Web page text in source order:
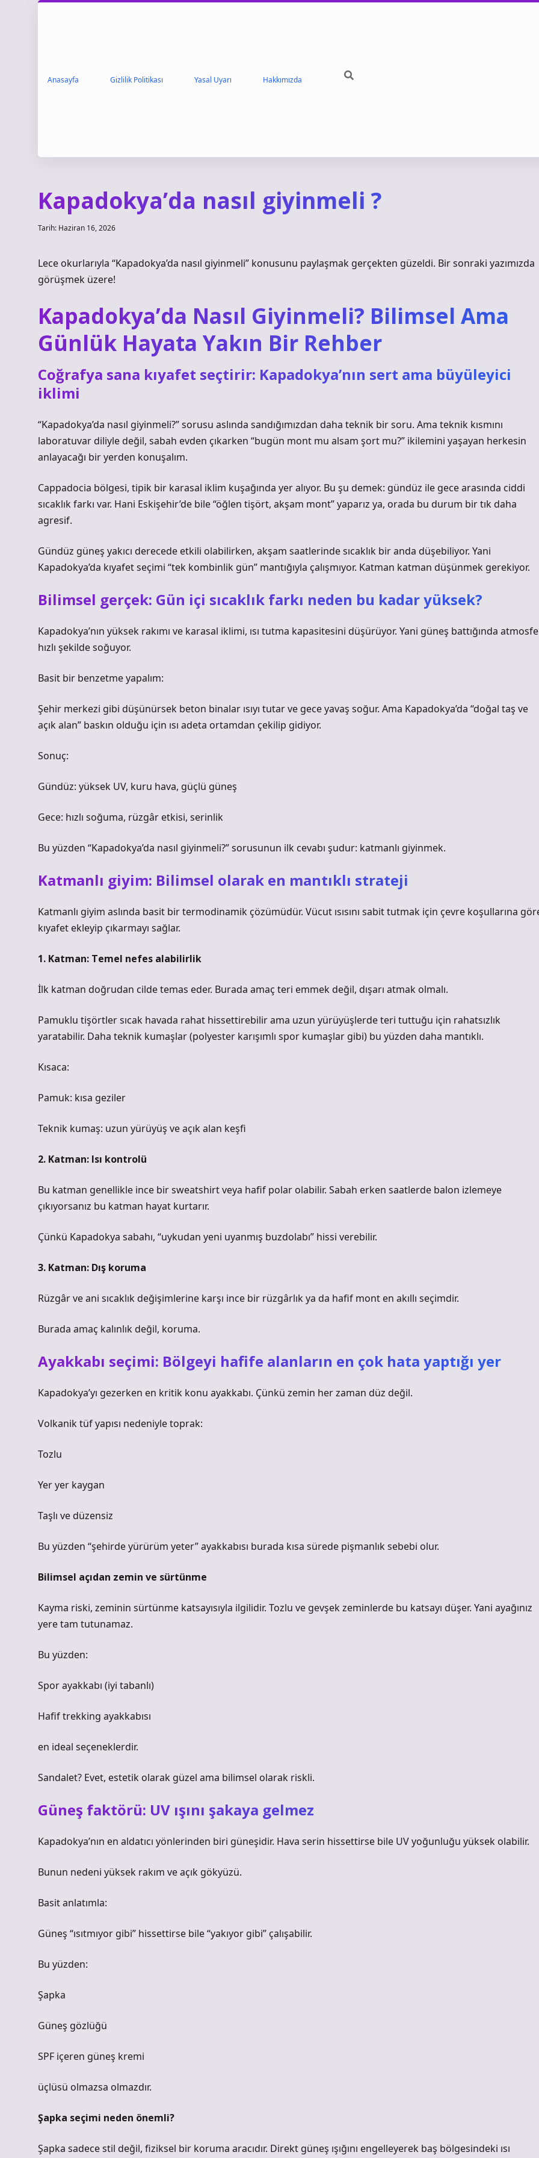
Anasayfa Gizlilik Politikası Yasal Uyarı Hakkımızda
Kapadokya’da nasıl giyinmeli ?
Tarih: Haziran 16, 2026
Lece okurlarıyla “Kapadokya’da nasıl giyinmeli” konusunu paylaşmak gerçekten güzeldi. Bir sonraki yazımızda
görüşmek üzere!
Kapadokya’da Nasıl Giyinmeli? Bilimsel Ama
Günlük Hayata Yakın Bir Rehber
Coğrafya sana kıyafet seçtirir: Kapadokya’nın sert ama büyüleyici
iklimi
“Kapadokya’da nasıl giyinmeli?” sorusu aslında sandığımızdan daha teknik bir soru. Ama teknik kısmını
laboratuvar diliyle değil, sabah evden çıkarken “bugün mont mu alsam şort mu?” ikilemini yaşayan herkesin
anlayacağı bir yerden konuşalım.
Cappadocia bölgesi, tipik bir karasal iklim kuşağında yer alıyor. Bu şu demek: gündüz ile gece arasında ciddi
sıcaklık farkı var. Hani Eskişehir’de bile “öğlen tişört, akşam mont” yaparız ya, orada bu durum bir tık daha
agresif.
Gündüz güneş yakıcı derecede etkili olabilirken, akşam saatlerinde sıcaklık bir anda düşebiliyor. Yani
Kapadokya’da kıyafet seçimi “tek kombinlik gün” mantığıyla çalışmıyor. Katman katman düşünmek gerekiyor.
Bilimsel gerçek: Gün içi sıcaklık farkı neden bu kadar yüksek?
Kapadokya’nın yüksek rakımı ve karasal iklimi, ısı tutma kapasitesini düşürüyor. Yani güneş battığında
hızlı şekilde soğuyor.
Basit bir benzetme yapalım:
Şehir merkezi gibi düşünürsek beton binalar ısıyı tutar ve gece yavaş soğur. Ama Kapadokya’da “doğal taş ve
açık alan” baskın olduğu için ısı adeta ortamdan çekilip gidiyor.
Sonuç:
Gündüz: yüksek UV, kuru hava, güçlü güneş
Gece: hızlı soğuma, rüzgâr etkisi, serinlik
Bu yüzden “Kapadokya’da nasıl giyinmeli?” sorusunun ilk cevabı şudur: katmanlı giyinmek.
Katmanlı giyim: Bilimsel olarak en mantıklı strateji
Katmanlı giyim aslında basit bir termodinamik çözümüdür. Vücut ısısını sabit tutmak için çevre koşullarına
kıyafet ekleyip çıkarmayı sağlar.
1. Katman: Temel nefes alabilirlik
İlk katman doğrudan cilde temas eder. Burada amaç teri emmek değil, dışarı atmak olmalı.
Pamuklu tişörtler sıcak havada rahat hissettirebilir ama uzun yürüyüşlerde teri tuttuğu için rahatsızlık
yaratabilir. Daha teknik kumaşlar (polyester karışımlı spor kumaşlar gibi) bu yüzden daha mantıklı.
Kısaca:
Pamuk: kısa geziler
Teknik kumaş: uzun yürüyüş ve açık alan keşfi
2. Katman: Isı kontrolü
Bu katman genellikle ince bir sweatshirt veya hafif polar olabilir. Sabah erken saatlerde balon izlemeye
çıkıyorsanız bu katman hayat kurtarır.
Çünkü Kapadokya sabahı, “uykudan yeni uyanmış buzdolabı” hissi verebilir.
3. Katman: Dış koruma
Rüzgâr ve ani sıcaklık değişimlerine karşı ince bir rüzgârlık ya da hafif mont en akıllı seçimdir.
Burada amaç kalınlık değil, koruma.
Ayakkabı seçimi: Bölgeyi hafife alanların en çok hata yaptığı yer
Kapadokya’yı gezerken en kritik konu ayakkabı. Çünkü zemin her zaman düz değil.
Volkanik tüf yapısı nedeniyle toprak:
Tozlu
Yer yer kaygan
Taşlı ve düzensiz
Bu yüzden “şehirde yürürüm yeter” ayakkabısı burada kısa sürede pişmanlık sebebi olur.
Bilimsel açıdan zemin ve sürtünme
Kayma riski, zeminin sürtünme katsayısıyla ilgilidir. Tozlu ve gevşek zeminlerde bu katsayı düşer. Yani ayağınız
yere tam tutunamaz.
Bu yüzden:
Spor ayakkabı (iyi tabanlı)
Hafif trekking ayakkabısı
en ideal seçeneklerdir.
Sandalet? Evet, estetik olarak güzel ama bilimsel olarak riskli.
Güneş faktörü: UV ışını şakaya gelmez
Kapadokya’nın en aldatıcı yönlerinden biri güneşidir. Hava serin hissettirse bile UV yoğunluğu yüksek olabilir.
Bunun nedeni yüksek rakım ve açık gökyüzü.
Basit anlatımla:
Güneş “ısıtmıyor gibi” hissettirse bile “yakıyor gibi” çalışabilir.
Bu yüzden:
Şapka
Güneş gözlüğü
SPF içeren güneş kremi
üçlüsü olmazsa olmazdır.
Şapka seçimi neden önemli?
Şapka sadece stil değil, fiziksel bir koruma aracıdır. Direkt güneş ışığını engelleyerek baş bölgesindeki ısı